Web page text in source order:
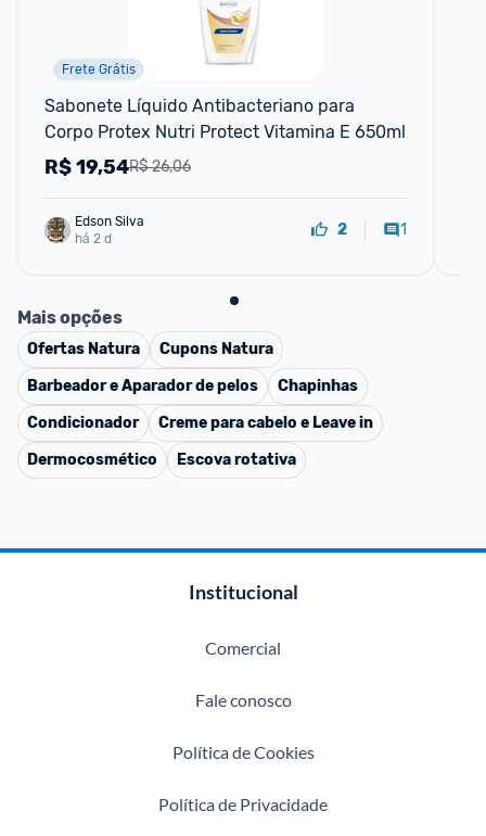
Frete Grátis
Sabonete Líquido Antibacteriano para
Corpo Protex Nutri Protect Vitamina E 650ml
R$ 26,06
R$19,54
Edson Silva
há 2 d
2 1
Mais opções
Ofertas Natura Cupons Natura
Barbeador e Aparador de pelos
Chapinhas
Condicionador
Creme para cabelo e Leave in
Dermocosmético
Escova rotativa
Institucional
Comercial
Fale conosco
Política de Cookies
Política de Privacidade